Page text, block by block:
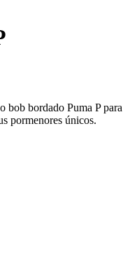
bob bordado Puma P para
pormenores únicos.